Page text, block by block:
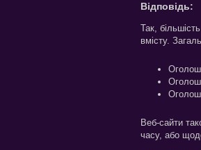
Відповідь:
Так,
вмісту.
Веб-сайти
часу, або